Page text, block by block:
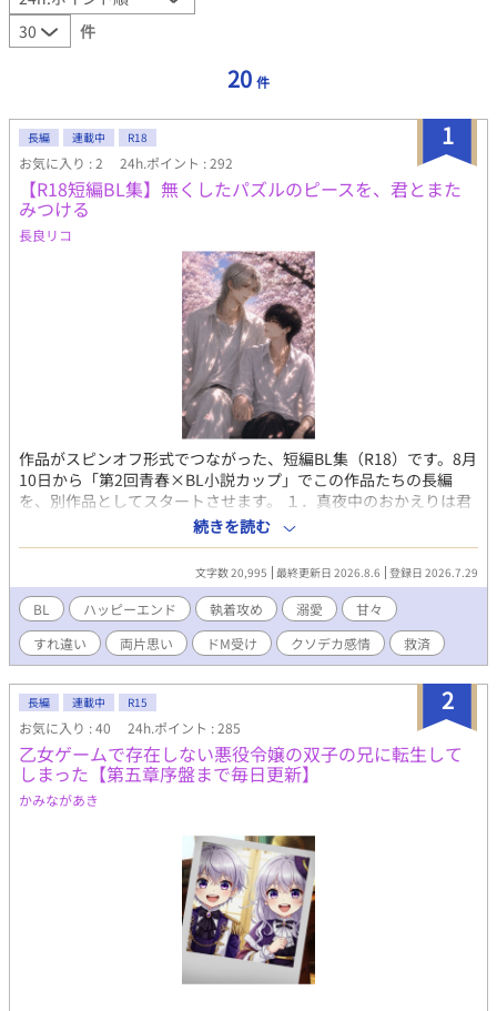
件
20 件
1
長編 連載中 R18
お気に入り : 2 24h.ポイント : 292
【R18短編BL集】無くしたパズルのピースを、君とまた
みつける
長良リコ
作品がスピンオフ形式でつながった、短編BL集（R18）です。8月
10日から「第2回青春×BL小説カップ」でこの作品たちの長編
を、別作品としてスタートさせます。 １．真夜中のおかえりは君
から 青木佑は気の迷いで、隣の部屋に居着いているヒモのトキを
部屋にあげてしまう。トキは、陸上部で短距離走をしていた時の
初恋の少年に似た銀髪で、佑は二人を重ねていた。ついには体の
関係も持ってしまうが、身代わりにしている罪悪感が消えない。
しかし、トキには秘密があった。 約束を守れなかった男と、約束
を忘れられなかった男の切ないBL。 ２. さよならの続きは、まだ
知らない 大学３年で他の大学に編入した春野凪。そこで高校時代
の元恋人、佐伯晃に再会してしまう。お互い別の大学に行ったは
ずなのに、数奇なめぐりあわせに動揺する凪。一冊の本を通し
て、再び結ばれる縁。 激重クソデカ感情持ちの執着攻め×初恋を
自らの手で終わらせた呵責に苦しむ受けカップル。 ※「小説家に
なろう」様にはR15版を掲載しております。 ※AIは誤字・脱字の
チェック、画像生成のみ使用しております。
続きを読む
文字数 20,995 最終更新日 2026.8.6 登録日 2026.7.29
BL ハッピーエンド 執着攻め 溺愛
甘々
すれ違い
両片思い ドM受け クソデカ感情 救済
2
長編 連載中 R15
お気に入り : 40 24h.ポイント : 285
乙女ゲームで存在しない悪役令嬢の双子の兄に転生して
しまった【第五章序盤まで毎日更新】
かみながあき